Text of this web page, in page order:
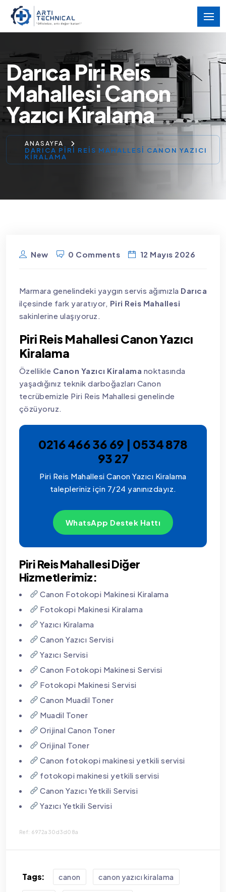
Darıca Piri Reis
Mahallesi Canon
Yazıcı Kiralama
ANASAYFA
DARICA PIRI REIS MAHALLESI CANON YAZICI
KIRALAMA
New 0 Comments 12 Mayıs 2026
Marmara genelindeki yaygın servis ağımızla Darıca
ilçesinde fark yaratıyor, Piri Reis Mahallesi
sakinlerine ulaşıyoruz.
Piri Reis Mahallesi Canon Yazıcı
Kiralama
Özellikle Canon Yazıcı Kiralama noktasında
yaşadığınız teknik darboğazları Canon
tecrübemizle Piri Reis Mahallesi genelinde
çözüyoruz.
0216 466 36 69 | 0534 878
93 27
Piri Reis Mahallesi Canon Yazıcı Kiralama
talepleriniz için 7/24 yanınızdayız.
WhatsApp Destek Hattı
Piri Reis Mahallesi Diğer
Hizmetlerimiz:
Canon Fotokopi Makinesi Kiralama
Fotokopi Makinesi Kiralama
Yazıcı Kiralama
Canon Yazıcı Servisi
Yazıcı Servisi
Canon Fotokopi Makinesi Servisi
Fotokopi Makinesi Servisi
Canon Muadil Toner
Muadil Toner
Orijinal Canon Toner
Orijinal Toner
Canon fotokopi makinesi yetkili servisi
fotokopi makinesi yetkili servisi
Canon Yazıcı Yetkili Servisi
Yazıcı Yetkili Servisi
Ref: 6972a30d3d08a
Tags: canon canon yazıcı kiralama